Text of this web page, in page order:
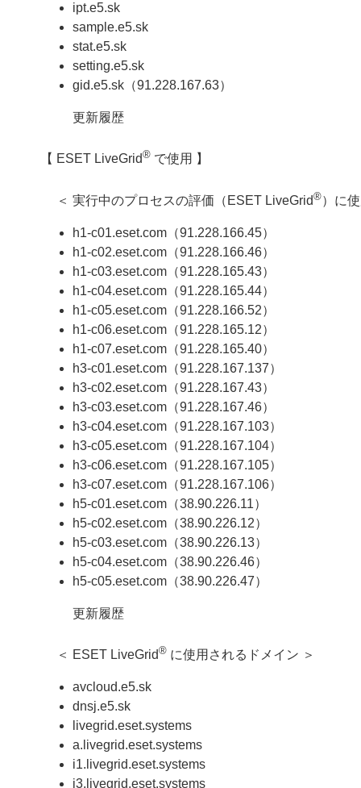
ipt.e5.sk
sample.e5.sk
stat.e5.sk
setting.e5.sk
gid.e5.sk（91.228.167.63）
更新履歴
【 ESET LiveGrid® で使用 】
＜ 実行中のプロセスの評価（ESET LiveGrid®）に
h1-c01.eset.com（91.228.166.45）
h1-c02.eset.com（91.228.166.46）
h1-c03.eset.com（91.228.165.43）
h1-c04.eset.com（91.228.165.44）
h1-c05.eset.com（91.228.166.52）
h1-c06.eset.com（91.228.165.12）
h1-c07.eset.com（91.228.165.40）
h3-c01.eset.com（91.228.167.137）
h3-c02.eset.com（91.228.167.43）
h3-c03.eset.com（91.228.167.46）
h3-c04.eset.com（91.228.167.103）
h3-c05.eset.com（91.228.167.104）
h3-c06.eset.com（91.228.167.105）
h3-c07.eset.com（91.228.167.106）
h5-c01.eset.com（38.90.226.11）
h5-c02.eset.com（38.90.226.12）
h5-c03.eset.com（38.90.226.13）
h5-c04.eset.com（38.90.226.46）
h5-c05.eset.com（38.90.226.47）
更新履歴
＜ ESET LiveGrid® に使用されるドメイン ＞
avcloud.e5.sk
dnsj.e5.sk
livegrid.eset.systems
a.livegrid.eset.systems
i1.livegrid.eset.systems
i3.livegrid.eset.systems